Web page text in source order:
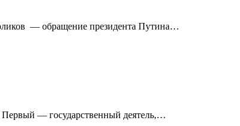
— обращение президента Путина…
— государственный деятель,…